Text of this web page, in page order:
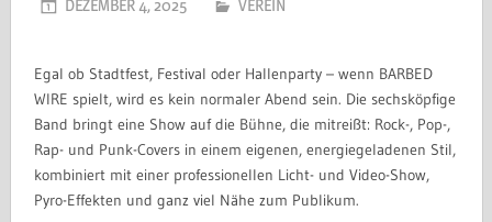
DEZEMBER 4, 2025 VEREIN
Egal ob Stadtfest, Festival oder Hallenparty – wenn BARBED
WIRE spielt, wird es kein normaler Abend sein. Die sechsköpfige
Band bringt eine Show auf die Bühne, die mitreißt: Rock-, Pop-,
Rap- und Punk-Covers in einem eigenen, energiegeladenen Stil,
kombiniert mit einer professionellen Licht- und Video-Show,
Pyro-Effekten und ganz viel Nähe zum Publikum.